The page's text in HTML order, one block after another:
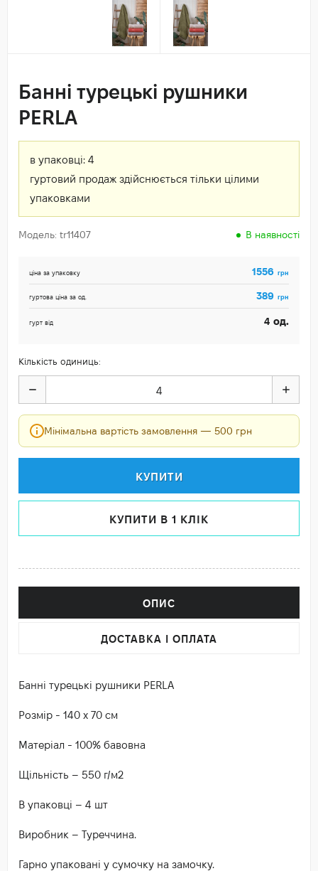
Банні турецькі рушники
PERLA
в упаковці: 4
гуртовий продаж здійснюється тільки цілими
упаковками
Модель: tr11407 В наявності
ціна за упаковку 1556 грн
гуртова ціна за од. 389 грн
гурт від 4 од.
Кількість одиниць:
Мінімальна вартість замовлення — 500 грн
КУПИТИ
КУПИТИ В 1 КЛІК
ОПИС
ДОСТАВКА І ОПЛАТА
Банні турецькі рушники PERLA
Розмір - 140 х 70 см
Матеріал - 100% бавовна
Щільність – 550 г/м2
В упаковці – 4 шт
Виробник – Туреччина.
Гарно упаковані у сумочку на замочку.